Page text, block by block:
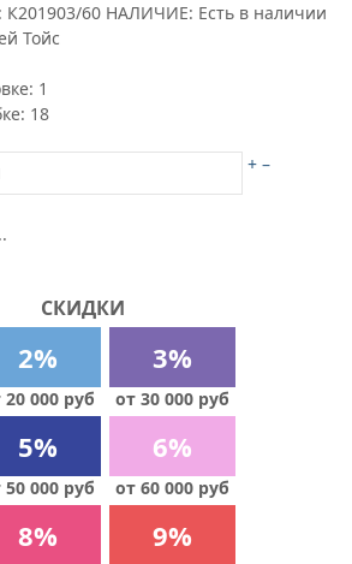
К201903/60 НАЛИЧИЕ: Есть в наличии
Тойс
1
18
+ –
СКИДКИ
2%
20 000 руб
3%
от 30 000 руб
5%
50 000 руб
6%
от 60 000 руб
8% 9%